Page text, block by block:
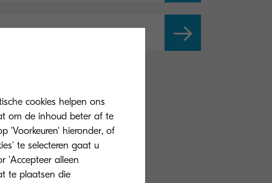
cookies helpen ons
om de inhoud beter af te
'Voorkeuren' hieronder, of
te selecteren gaat u
'Accepteer alleen
te plaatsen die